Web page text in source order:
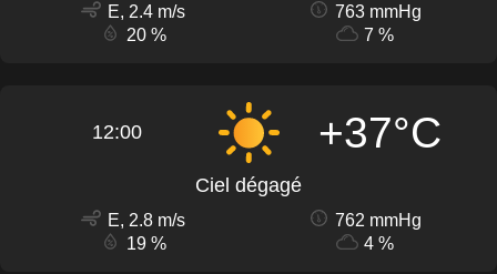
E, 2.4 m/s
763 mmHg
20 %
7 %
12:00 +37°C
Ciel dégagé
E, 2.8 m/s
762 mmHg
19 %
4 %